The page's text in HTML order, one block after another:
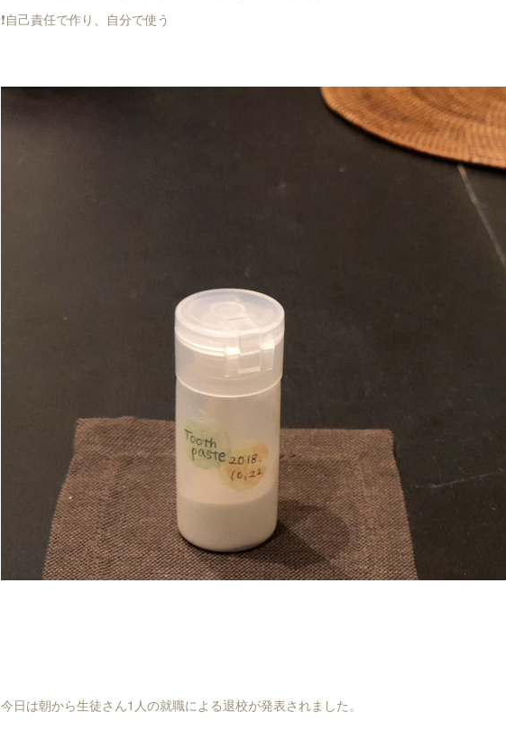
❗️自己責任で作り、自分で使う
今日は朝から生徒さん1人の就職による退校が発表されました。